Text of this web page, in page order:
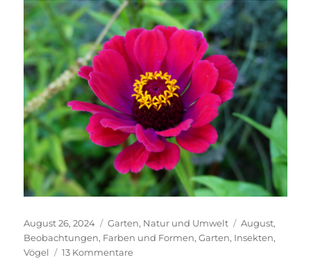
Veröffentlicht
am
August 26, 2024 Kategorien
Garten, Natur und Umwelt Schlagwörter
August,
Beobachtungen, Farben und Formen,Garten, Insekten,
Vögel
13 Kommentarezu